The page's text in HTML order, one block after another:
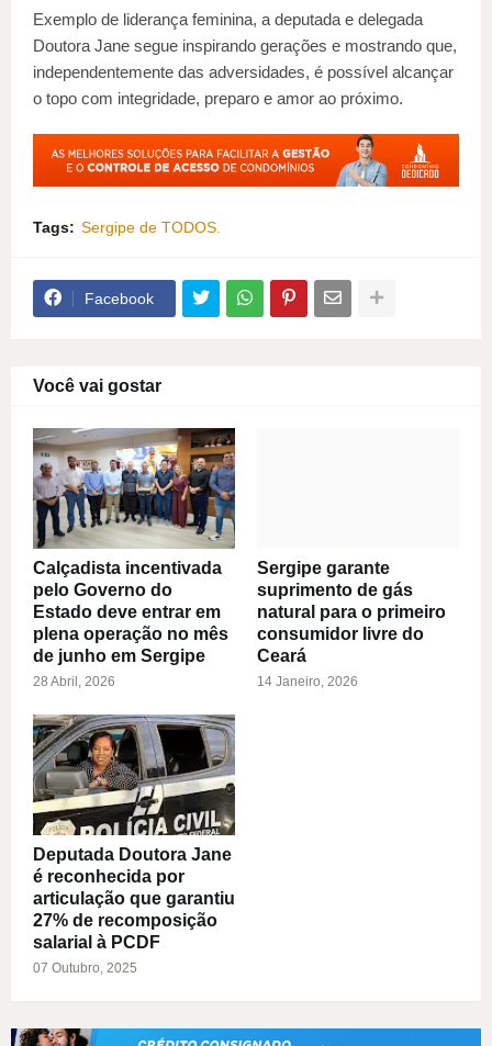
Exemplo de liderança feminina, a deputada e delegada
Doutora Jane segue inspirando gerações e mostrando que,
independentemente das adversidades, é possível alcançar
o topo com integridade, preparo e amor ao próximo.
Tags: Sergipe de TODOS.
Facebook
Você vai gostar
Calçadista incentivada
pelo Governo do
Estado deve entrar em
plena operação no mês
de junho em Sergipe
28 Abril, 2026
Sergipe garante
suprimento de gás
natural para o primeiro
consumidor livre do
Ceará
14 Janeiro, 2026
Deputada Doutora Jane
é reconhecida por
articulação que garantiu
27% de recomposição
salarial à PCDF
07 Outubro, 2025